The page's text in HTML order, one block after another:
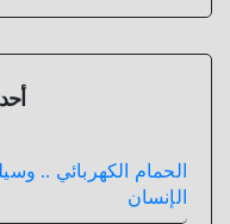
الحمام الكهربائي ..
الإنسان